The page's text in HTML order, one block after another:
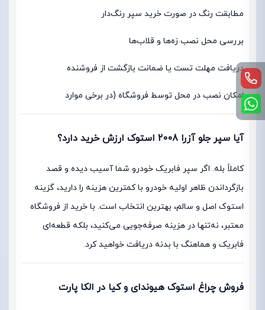
مطابقت رنگ در صورت خرید سپر رنگ‌دار
بررسی محل نصب زه‌ها و قلاب‌ها
دریافت مهلت تست یا ضمانت بازگشت از فروشنده
امکان نصب در محل توسط فروشگاه (در برخی موارد
آیا سپر جلو آزرا 2008 استوک ارزش خرید دارد؟
کاملاً بله. اگر سپر فابریک خودرو شما آسیب دیده و قصد
بازگرداندن ظاهر اولیه خودرو با کمترین هزینه را دارید، گزینه
استوک اصل و سالم، بهترین انتخاب است. با خرید از فروشگاه
معتبر، نه‌تنها در هزینه صرفه‌جویی می‌کنید، بلکه قطعه‌ای
فابریک و هماهنگ با بدنه دریافت خواهید کرد.
فروش چراغ استوک هیوندای و کیا در الکا پارت